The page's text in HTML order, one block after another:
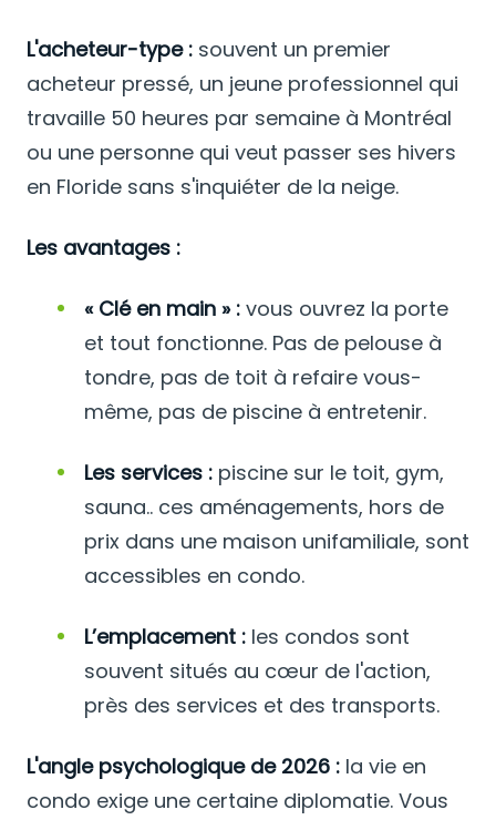
L'acheteur-type : souvent un premier
acheteur pressé, un jeune professionnel qui
travaille 50 heures par semaine à Montréal
ou une personne qui veut passer ses hivers
en Floride sans s'inquiéter de la neige.
Les avantages :
« Clé en main » : vous ouvrez la porte
et tout fonctionne. Pas de pelouse à
tondre, pas de toit à refaire vous-
même, pas de piscine à entretenir.
Les services : piscine sur le toit, gym,
sauna.. ces aménagements, hors de
prix dans une maison unifamiliale, sont
accessibles en condo.
L’emplacement : les condos sont
souvent situés au cœur de l'action,
près des services et des transports.
L'angle psychologique de 2026 : la vie en
condo exige une certaine diplomatie. Vous